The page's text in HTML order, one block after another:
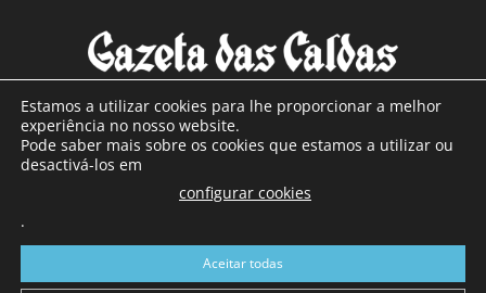
SOBRE NÓS
Com sede nas Caldas da Rainha e mais de 90 anos de
a sul de distrito de Leiria, com mais de 40.000 leitores por
toda a região Oeste. Jornal com distribuição em Portugal
Estamos a utilizar cookies para lhe proporcionar a melhor
experiência no nosso website.
Pode saber mais sobre os cookies que estamos a utilizar ou
desactivá-los em
configurar cookies
.
Aceitar todas